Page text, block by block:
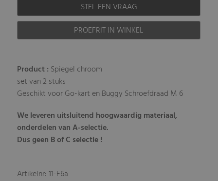
STEL EEN VRAAG
PROEFRIT IN WINKEL
Product : Spiegel chroom
set van 2 stuks
Geschikt voor Go-kart en Buggy Schroefdraad M 6
We leveren uitsluitend hoogwaardig materiaal,
onderdelen van A-selectie.
Dus geen B of C selectie !
Artikelnr: 11-F6a